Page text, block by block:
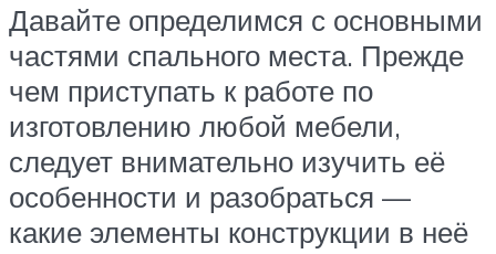
Давайте определимся с основными
частями спального места. Прежде
чем приступать к работе по
изготовлению любой мебели,
следует внимательно изучить её
особенности и разобраться —
какие элементы конструкции в неё